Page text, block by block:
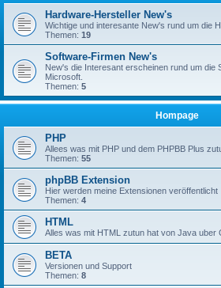
Hardware-Hersteller New's
Wichtige und interesante New's rund um die
Themen: 19
Software-Firmen New's
New's die Interesant erscheinen rund um die
Microsoft.
Themen: 5
Hompage
PHP
Allees was mit PHP und dem PHPBB Plus
Themen: 55
phpBB Extension
Hier werden meine Extensionen veröffentlicht
Themen: 4
HTML
Alles was mit HTML zutun hat von Java uber
BETA
Versionen und Support
Themen: 8